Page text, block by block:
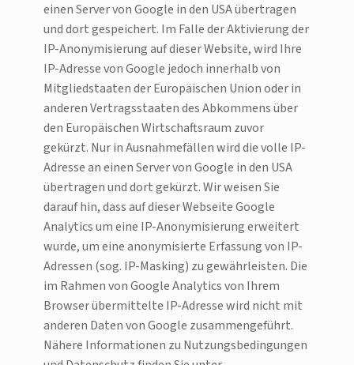
einen Server von Google in den USA übertragen
und dort gespeichert. Im Falle der Aktivierung der
IP-Anonymisierung auf dieser Website, wird Ihre
IP-Adresse von Google jedoch innerhalb von
Mitgliedstaaten der Europäischen Union oder in
anderen Vertragsstaaten des Abkommens über
den Europäischen Wirtschaftsraum zuvor
gekürzt. Nur in Ausnahmefällen wird die volle IP-
Adresse an einen Server von Google in den USA
übertragen und dort gekürzt. Wir weisen Sie
darauf hin, dass auf dieser Webseite Google
Analytics um eine IP-Anonymisierung erweitert
wurde, um eine anonymisierte Erfassung von IP-
Adressen (sog. IP-Masking) zu gewährleisten. Die
im Rahmen von Google Analytics von Ihrem
Browser übermittelte IP-Adresse wird nicht mit
anderen Daten von Google zusammengeführt.
Nähere Informationen zu Nutzungsbedingungen